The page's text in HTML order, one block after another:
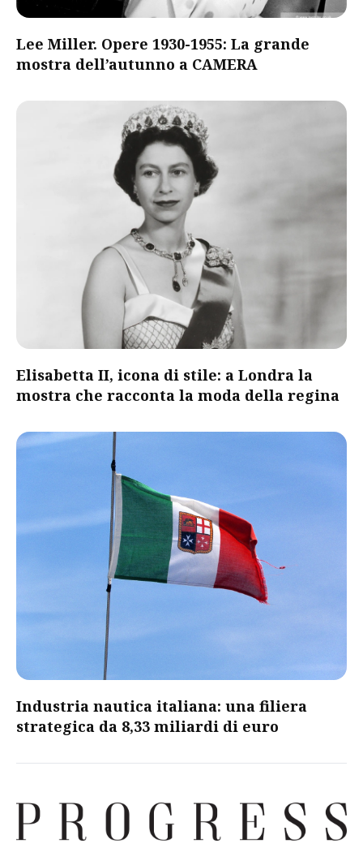
Lee Miller. Opere 1930-1955: La grande
mostra dell’autunno a CAMERA
Elisabetta II, icona di stile: a Londra la
mostra che racconta la moda della regina
​Industria nautica italiana: una filiera
strategica da 8,33 miliardi di euro​